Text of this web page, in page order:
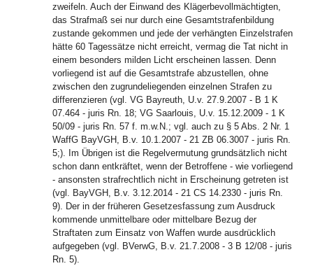
zweifeln. Auch der Einwand des Klägerbevollmächtigten,
das Strafmaß sei nur durch eine Gesamtstrafenbildung
zustande gekommen und jede der verhängten Einzelstrafen
hätte 60 Tagessätze nicht erreicht, vermag die Tat nicht in
einem besonders milden Licht erscheinen lassen. Denn
vorliegend ist auf die Gesamtstrafe abzustellen, ohne
zwischen den zugrundeliegenden einzelnen Strafen zu
differenzieren (vgl. VG Bayreuth, U.v. 27.9.2007 - B 1 K
07.464 - juris Rn. 18; VG Saarlouis, U.v. 15.12.2009 - 1 K
50/09 - juris Rn. 57 f. m.w.N.; vgl. auch zu § 5 Abs. 2 Nr. 1
WaffG BayVGH, B.v. 10.1.2007 - 21 ZB 06.3007 - juris Rn.
5;). Im Übrigen ist die Regelvermutung grundsätzlich nicht
schon dann entkräftet, wenn der Betroffene - wie vorliegend
- ansonsten strafrechtlich nicht in Erscheinung getreten ist
(vgl. BayVGH, B.v. 3.12.2014 - 21 CS 14.2330 - juris Rn.
9). Der in der früheren Gesetzesfassung zum Ausdruck
kommende unmittelbare oder mittelbare Bezug der
Straftaten zum Einsatz von Waffen wurde ausdrücklich
aufgegeben (vgl. BVerwG, B.v. 21.7.2008 - 3 B 12/08 - juris
Rn. 5).